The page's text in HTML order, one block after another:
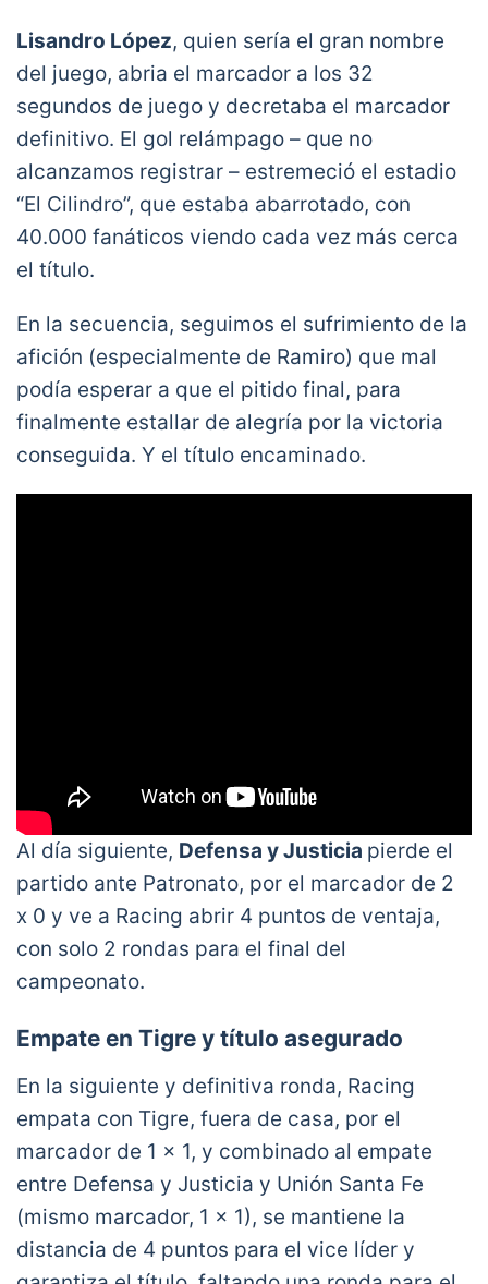
Lisandro López, quien sería el gran nombre
del juego, abria el marcador a los 32
segundos de juego y decretaba el marcador
definitivo. El gol relámpago – que no
alcanzamos registrar – estremeció el estadio
“El Cilindro”, que estaba abarrotado, con
40.000 fanáticos viendo cada vez más cerca
el título.
En la secuencia, seguimos el sufrimiento de la
afición (especialmente de Ramiro) que mal
podía esperar a que el pitido final, para
finalmente estallar de alegría por la victoria
conseguida. Y el título encaminado.
Al día siguiente, Defensa y Justicia pierde el
partido ante Patronato, por el marcador de 2
x 0 y ve a Racing abrir 4 puntos de ventaja,
con solo 2 rondas para el final del
campeonato.
Empate en Tigre y título asegurado
En la siguiente y definitiva ronda, Racing
empata con Tigre, fuera de casa, por el
marcador de 1 x 1, y combinado al empate
entre Defensa y Justicia y Unión Santa Fe
(mismo marcador, 1 x 1), se mantiene la
distancia de 4 puntos para el vice líder y